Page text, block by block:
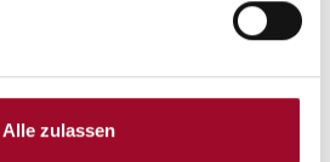
Alle zulassen
"Vansation":
mit Insektenschutz